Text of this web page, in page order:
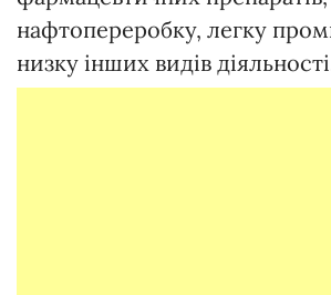
нафтопереробку, легку
низку інших видів